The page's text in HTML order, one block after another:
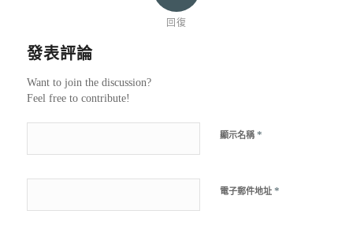
回復
發表評論
Want to join the discussion?
Feel free to contribute!
顯示名稱 *
電子郵件地址 *